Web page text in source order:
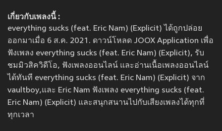
เกี่ยวกับเพลงนี้ :
everything sucks (feat. Eric Nam) (Explicit) ได้ถูกปล่อย
ออกมาเมื่อ 6 ส.ค. 2021. ดาวน์โหลด JOOX Application เพื่อ
ฟังเพลง everything sucks (feat. Eric Nam) (Explicit), รับ
ชมมิวสิควิดีโอ, ฟังเพลงออนไลน์ และอ่านเนื้อเพลงออนไลน์
ได้ทันที everything sucks (feat. Eric Nam) (Explicit) จาก
vaultboy,และ Eric Nam ฟังเพลง everything sucks (feat.
Eric Nam) (Explicit) และสนุกสนานไปกับเสียงเพลงได้ทุกที่
ทุกเวลา